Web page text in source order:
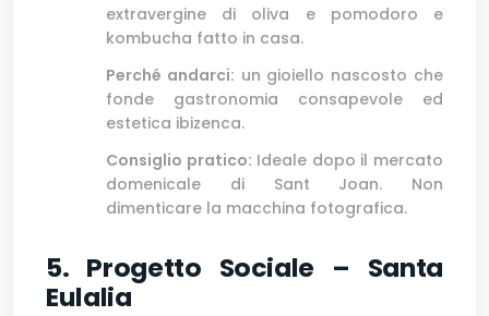
extravergine di oliva e pomodoro e
kombucha fatto in casa.
Perché andarci: un gioiello nascosto che
fonde gastronomia consapevole ed
estetica ibizenca.
Consiglio pratico: Ideale dopo il mercato
domenicale di Sant Joan. Non
dimenticare la macchina fotografica.
5. Progetto Sociale – Santa
Eulalia